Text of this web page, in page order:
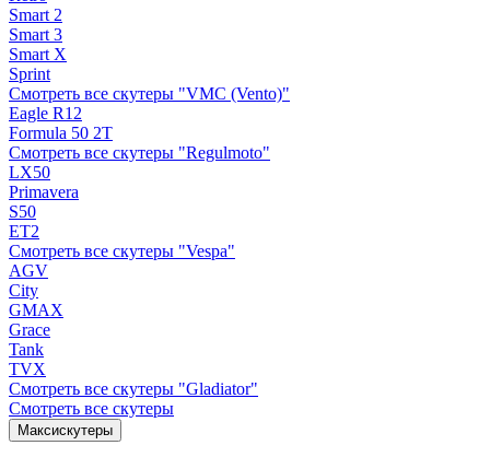
Smart 2
Smart 3
Smart X
Sprint
Смотреть все скутеры "VMC (Vento)"
Eagle R12
Formula 50 2Т
Смотреть все скутеры "Regulmoto"
LX50
Primavera
S50
ET2
Смотреть все скутеры "Vespa"
AGV
City
GMAX
Grace
Tank
TVX
Смотреть все скутеры "Gladiator"
Смотреть все скутеры
Максискутеры